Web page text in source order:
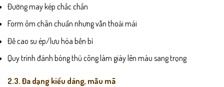
Đường may kép chắc chắn
Form ôm chân chuẩn nhưng vẫn thoải mái
Đế cao su ép/lưu hóa bền bỉ
Quy trình đánh bóng thủ công làm giày lên màu sang trọng
2.3. Đa dạng kiểu dáng, mẫu mã